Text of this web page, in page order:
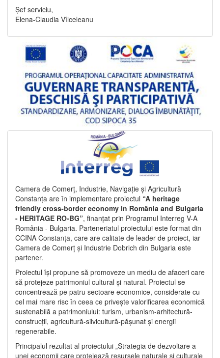
Șef serviciu,
Elena-Claudia Vîlceleanu
Camera de Comerț, Industrie, Navigație și Agricultură
Constanța are în implementare proiectul “A heritage
friendly cross-border economy in România and Bulgaria
- HERITAGE RO-BG”, finanțat prin Programul Interreg V-A
România - Bulgaria. Parteneriatul proiectului este format din
CCINA Constanța, care are calitate de leader de proiect, iar
Camera de Comerț și Industrie Dobrich din Bulgaria este
partener.
Proiectul își propune să promoveze un mediu de afaceri care
să protejeze patrimoniul cultural și natural. Proiectul se
concentrează pe patru sectoare economice, considerate cu
cel mai mare risc în ceea ce privește valorificarea economică
sustenabilă a patrimoniului: turism, urbanism-arhitectură-
construcții, agricultură-silvicultură-pășunat și energii
regenerabile.
Principalul rezultat al proiectului „Strategia de dezvoltare a
unei economii care protejează resursele naturale și culturale